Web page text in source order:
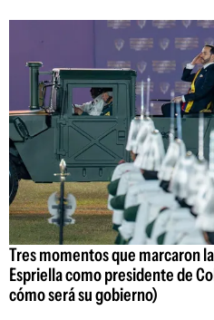
Tres momentos que marcaron
Espriella como presidente de
cómo será su gobierno)